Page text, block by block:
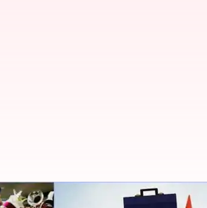
Bergenre Dark-